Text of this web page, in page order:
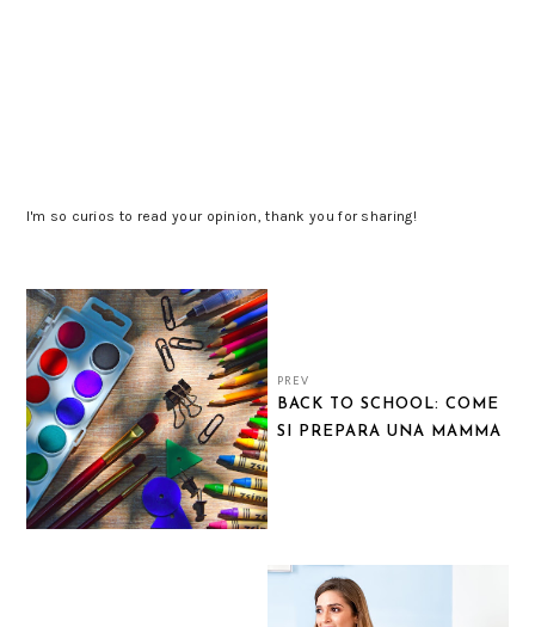
I'm so curios to read your opinion, thank you for sharing!
PREV
BACK TO SCHOOL: COME
SI PREPARA UNA MAMMA